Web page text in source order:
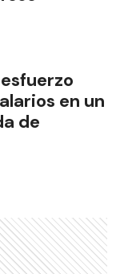
en un
de